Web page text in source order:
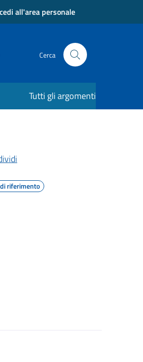
all'area personale
Cerca
Tutti gli argomenti
riferimento